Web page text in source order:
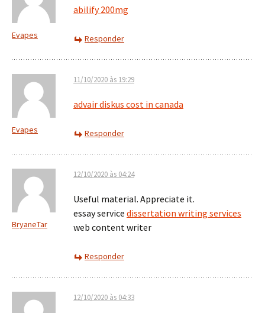
Evapes
abilify 200mg
Responder
Evapes
11/10/2020 às 19:29
advair diskus cost in canada
Responder
BryaneTar
12/10/2020 às 04:24
Useful material. Appreciate it.
essay service dissertation writing services
web content writer
Responder
12/10/2020 às 04:33